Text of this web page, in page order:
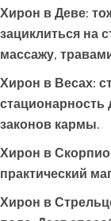
Хирон в Деве:
зациклиться на
массажу,
Хирон в Весах:
стационарность
законов кармы.
Хирон в
практический
Хирон в